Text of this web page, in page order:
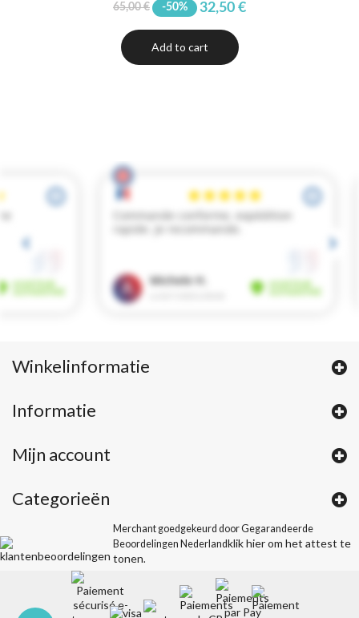
65,00 € -50% 32,50 €
Add to cart
Winkelinformatie
Informatie
Mijn account
Categorieën
Merchant goedgekeurd door Gegarandeerde
Beoordelingen Nederlandklik hier om het attest te
tonen.